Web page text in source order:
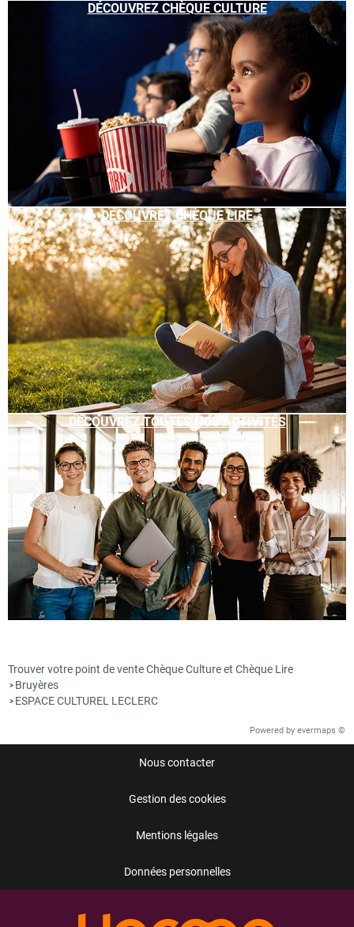
DÉCOUVREZ CHÈQUE CULTURE
DÉCOUVREZ CHÈQUE LIRE
DÉCOUVREZ TOUTES NOS ACTIVITÉS
Trouver votre point de vente Chèque Culture et Chèque Lire
> Bruyères
> ESPACE CULTUREL LECLERC
Powered by evermaps ©
Nous contacter
Gestion des cookies
Mentions légales
Données personnelles